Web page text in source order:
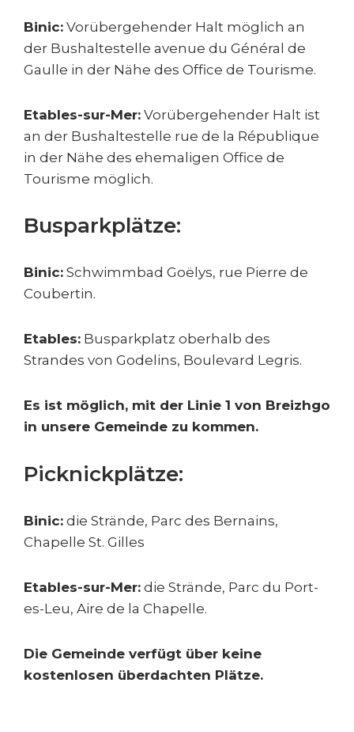
Binic: Vorübergehender Halt möglich an
der Bushaltestelle avenue du Général de
Gaulle in der Nähe des Office de Tourisme.
Etables-sur-Mer: Vorübergehender Halt ist
an der Bushaltestelle rue de la République
in der Nähe des ehemaligen Office de
Tourisme möglich.
Busparkplätze:
Binic: Schwimmbad Goëlys, rue Pierre de
Coubertin.
Etables: Busparkplatz oberhalb des
Strandes von Godelins, Boulevard Legris.
Es ist möglich, mit der Linie 1 von Breizhgo
in unsere Gemeinde zu kommen.
Picknickplätze:
Binic: die Strände, Parc des Bernains,
Chapelle St. Gilles
Etables-sur-Mer: die Strände, Parc du Port-
es-Leu, Aire de la Chapelle.
Die Gemeinde verfügt über keine
kostenlosen überdachten Plätze.